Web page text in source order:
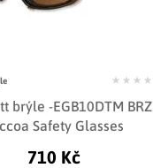
brýle -EGB10DTM BRZ
Safety Glasses
710 Kč